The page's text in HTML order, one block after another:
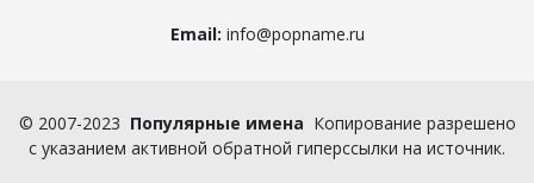
Email: info@popname.ru
© 2007-2023 Популярные имена Копирование разрешено
с указанием активной обратной гиперссылки на источник.